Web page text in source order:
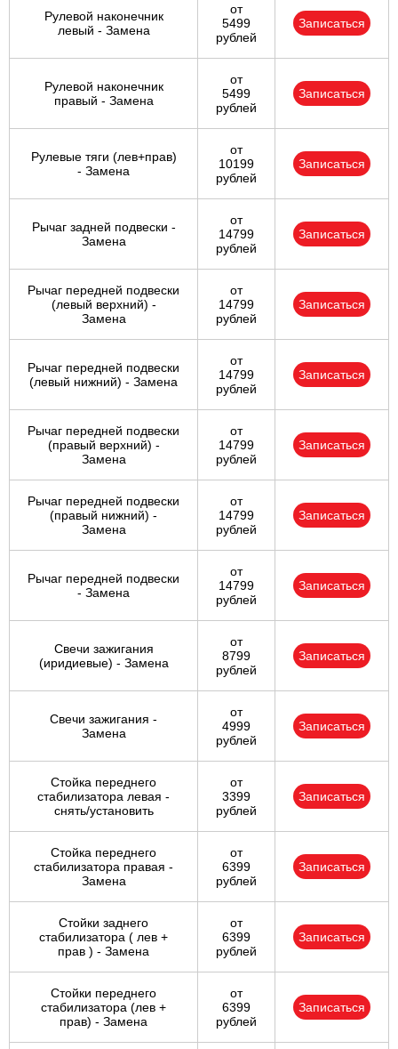
Рулевой наконечник
левый - Замена
от
5499
рублей
Записаться
Рулевой наконечник
правый - Замена
от
5499
рублей
Записаться
Рулевые тяги (лев+прав)
- Замена
от
10199
рублей
Записаться
Рычаг задней подвески -
Замена
от
14799
рублей
Записаться
Рычаг передней подвески
(левый верхний) -
Замена
от
14799
рублей
Записаться
Рычаг передней подвески
(левый нижний) - Замена
от
14799
рублей
Записаться
Рычаг передней подвески
(правый верхний) -
Замена
от
14799
рублей
Записаться
Рычаг передней подвески
(правый нижний) -
Замена
от
14799
рублей
Записаться
Рычаг передней подвески
- Замена
от
14799
рублей
Записаться
Свечи зажигания
(иридиевые) - Замена
от
8799
рублей
Записаться
Свечи зажигания -
Замена
от
4999
рублей
Записаться
Стойка переднего
стабилизатора левая -
снять/установить
от
3399
рублей
Записаться
Стойка переднего
стабилизатора правая -
Замена
от
6399
рублей
Записаться
Стойки заднего
стабилизатора ( лев +
прав ) - Замена
от
6399
рублей
Записаться
Стойки переднего
стабилизатора (лев +
прав) - Замена
от
6399
рублей
Записаться